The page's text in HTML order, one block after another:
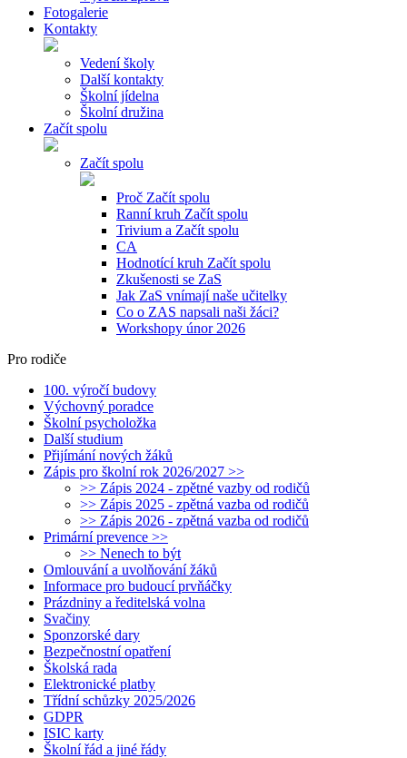
Fotogalerie
Kontakty
Vedení školy
Další kontakty
Školní jídelna
Školní družina
Začít spolu
Začít spolu
Proč Začít spolu
Ranní kruh Začít spolu
Trivium a Začít spolu
CA
Hodnotící kruh Začít spolu
Zkušenosti se ZaS
Jak ZaS vnímají naše učitelky
Co o ZAS napsali naši žáci?
Workshopy únor 2026
Pro rodiče
100. výročí budovy
Výchovný poradce
Školní psycholožka
Další studium
Přijímání nových žáků
Zápis pro školní rok 2026/2027 >>
>> Zápis 2024 - zpětné vazby od rodičů
>> Zápis 2025 - zpětná vazba od rodičů
>> Zápis 2026 - zpětná vazba od rodičů
Primární prevence >>
>> Nenech to být
Omlouvání a uvolňování žáků
Informace pro budoucí prvňáčky
Prázdniny a ředitelská volna
Svačiny
Sponzorské dary
Bezpečnostní opatření
Školská rada
Elektronické platby
Třídní schůzky 2025/2026
GDPR
ISIC karty
Školní řád a jiné řády